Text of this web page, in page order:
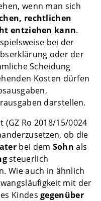
wenn man sich
rechtlichen
entziehen kann.
bei der
oder der
Scheidung
Kosten dürfen
darstellen.
Ro 2018/15/0024
ob die
bei dem Sohn als
steuerlich
Wie auch in ähnlich
mit der
Kindesgegenüber